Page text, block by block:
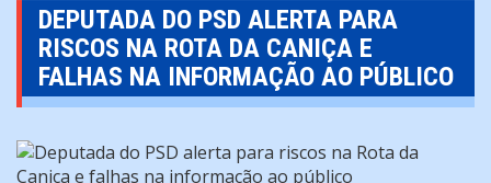
DEPUTADA DO PSD ALERTA PARA
RISCOS NA ROTA DA CANIÇA E
FALHAS NA INFORMAÇÃO AO PÚBLICO